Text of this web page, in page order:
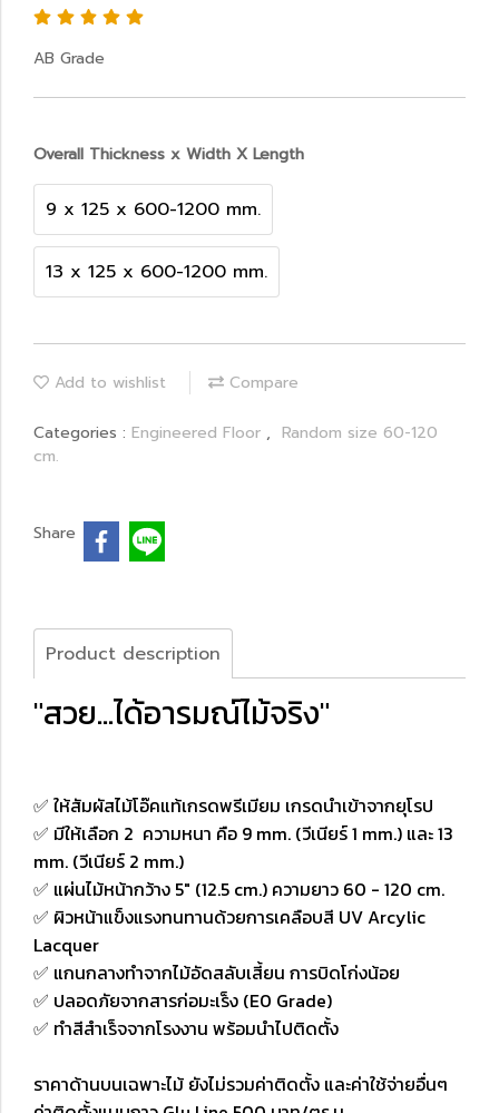
AB Grade
Overall Thickness x Width X Length
9 x 125 x 600-1200 mm.
13 x 125 x 600-1200 mm.
Add to wishlist Compare
Categories : Engineered Floor , Random size 60-120
cm.
Share
Product description
"สวย...ได้อารมณ์ไม้จริง"
✅ ให้สัมผัสไม้โอ๊คแท้เกรดพรีเมียม เกรดนำเข้าจากยุโรป
✅ มีให้เลือก 2 ความหนา คือ 9 mm. (วีเนียร์ 1 mm.) และ 13
mm. (วีเนียร์ 2 mm.)
✅ แผ่นไม้หน้ากว้าง 5" (12.5 cm.) ความยาว 60 - 120 cm.
✅ ผิวหน้าแข็งแรงทนทานด้วยการเคลือบสี UV Arcylic
Lacquer
✅ แกนกลางทำจากไม้อัดสลับเสี้ยน การบิดโก่งน้อย
✅ ปลอดภัยจากสารก่อมะเร็ง (E0 Grade)
✅ ทำสีสำเร็จจากโรงงาน พร้อมนำไปติดตั้ง
ราคาด้านบนเฉพาะไม้ ยังไม่รวมค่าติดตั้ง และค่าใช้จ่ายอื่นๆ